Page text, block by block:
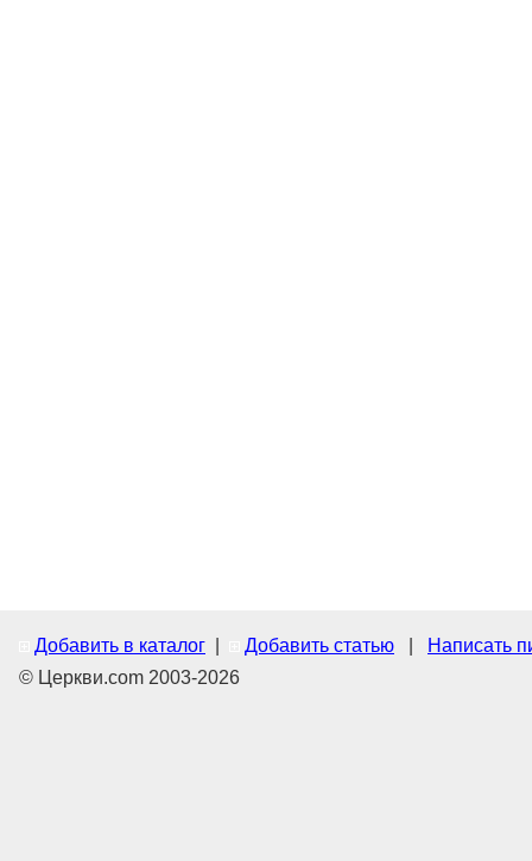
Добавить в каталог Добавить статью
Написать
© Церкви.com 2003-2026